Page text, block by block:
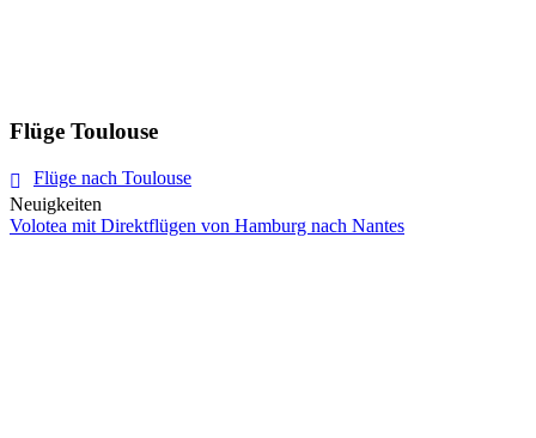
Flüge Toulouse
Flüge nach Toulouse
Neuigkeiten
Volotea mit Direktflügen von Hamburg nach Nantes